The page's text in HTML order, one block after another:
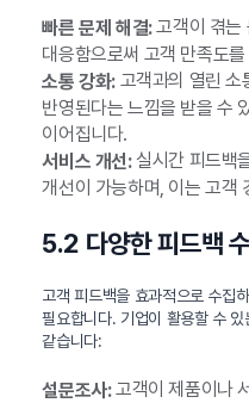
빠른 문제 해결:고객이 겪는
대응함으로써 고객 만족도
소통 강화:고객과의 열린 소
반영된다는 느낌을 받을 수
이어집니다.
서비스 개선:실시간 피드백
개선이 가능하며, 이는 고객
5.2 다양한 피드백
고객 피드백을 효과적으로 수집
필요합니다. 기업이 활용할 수
같습니다:
설문조사:고객이 제품이나